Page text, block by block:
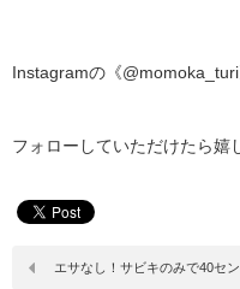
Instagramの《@momoka_turi
フォローしていただけたら嬉
エサなし！サビキのみで40セ